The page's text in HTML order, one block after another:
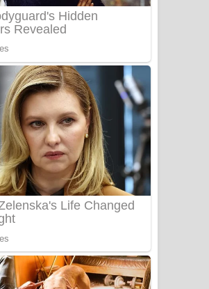
වැඩි නිසා ගීතයේ පද පෙළ
UNUHUMA Song Lyrics - උණුහුම
ගීතයේ පද පෙළ
Katakara Song Lyrics - කටකාර ගීතයේ
පද පෙළ
Tharu Yaye Dilena Song Lyrics - තරු
යායේ දිලෙනා ගීතයේ පද පෙළ
Ow Man Sosa Song Lyrics - ඔව් මං
සෝසා ගීතයේ පද පෙළ
Heavy Weight Song Lyrics